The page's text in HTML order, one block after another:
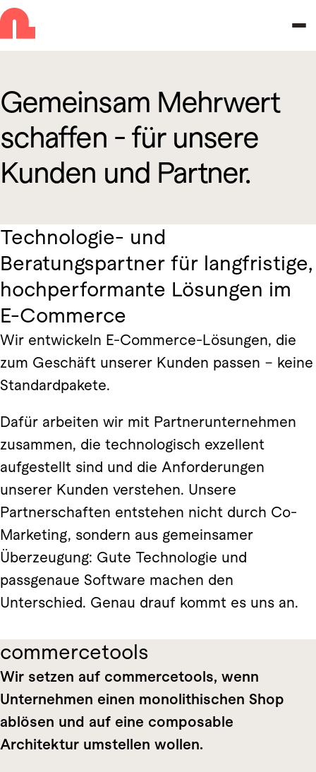
Zur Navigation springen
Zu den Hauptinhalten springen
Gemeinsam Mehrwert
schaffen - für unsere
Kunden und Partner.
Technologie- und
Beratungspartner für langfristige,
hochperformante Lösungen im
E-Commerce
Wir entwickeln E-Commerce-Lösungen, die
zum Geschäft unserer Kunden passen – keine
Standardpakete.
Dafür arbeiten wir mit Partnerunternehmen
zusammen, die technologisch exzellent
aufgestellt sind und die Anforderungen
unserer Kunden verstehen. Unsere
Partnerschaften entstehen nicht durch Co-
Marketing, sondern aus gemeinsamer
Überzeugung: Gute Technologie und
passgenaue Software machen den
Unterschied. Genau drauf kommt es uns an.
commercetools
Wir setzen auf commercetools, wenn
Unternehmen einen monolithischen Shop
ablösen und auf eine composable
Architektur umstellen wollen.